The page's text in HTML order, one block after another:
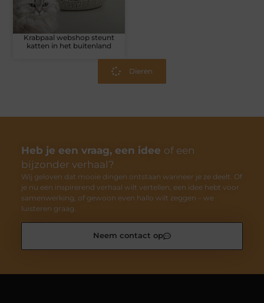
Krabpaal webshop steunt
katten in het buitenland
Dieren
Heb je een vraag, een idee of een
bijzonder verhaal?
Wij geloven dat mooie dingen ontstaan wanneer je ze deelt. Of
je nu een inspirerend verhaal wilt vertellen, een idee hebt voor
samenwerking, of gewoon even hallo wilt zeggen – we
luisteren graag.
Neem contact op